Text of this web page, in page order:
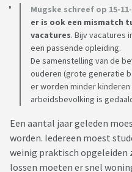
Mugske schreef op 15-11-
er is ook een mismatch
vacatures. Bijv vacatures
een passende opleiding.
De samenstelling van de
ouderen (grote generatie
er worden minder
arbeidsbevolking is
Een aantal jaar geleden
worden. Iedereen moest
weinig praktisch opgeleiden
lossen moeten er snel